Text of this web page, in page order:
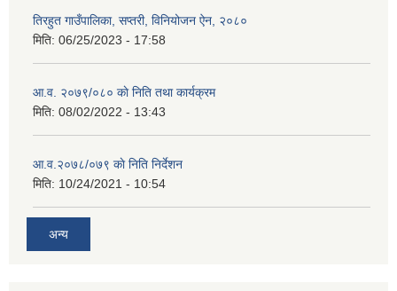
तिरहुत गाउँपालिका, सप्तरी, विनियोजन ऐन, २०८०
मिति: 06/25/2023 - 17:58
आ.व. २०७९/०८० काे निति तथा कार्यक्रम
मिति: 08/02/2022 - 13:43
आ.व.२०७८/०७९ काे निति निर्देशन
मिति: 10/24/2021 - 10:54
अन्य